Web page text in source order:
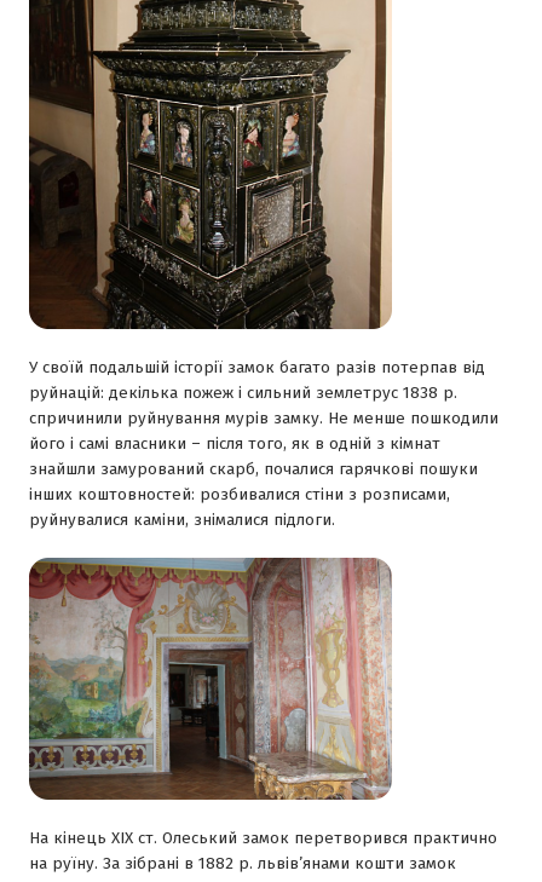
У своїй подальшій історії замок багато разів потерпав від
руйнацій: декілька пожеж і сильний землетрус 1838 р.
спричинили руйнування мурів замку. Не менше пошкодили
його і самі власники – після того, як в одній з кімнат
знайшли замурований скарб, почалися гарячкові пошуки
інших коштовностей: розбивалися стіни з розписами,
руйнувалися каміни, знімалися підлоги.
На кінець XIX ст. Олеський замок перетворився практично
на руїну. За зібрані в 1882 р. львів’янами кошти замок